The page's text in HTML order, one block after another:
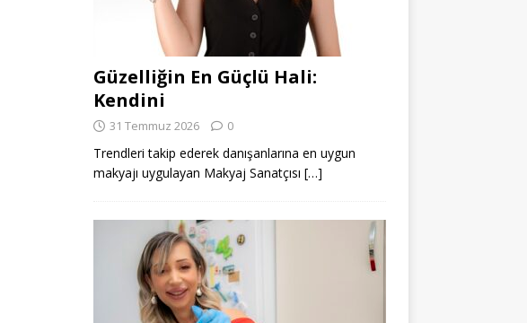
Güzelliğin En Güçlü Hali:
Kendini
31 Temmuz 2026 0
Trendleri takip ederek danışanlarına en uygun
makyajı uygulayan Makyaj Sanatçısı […]